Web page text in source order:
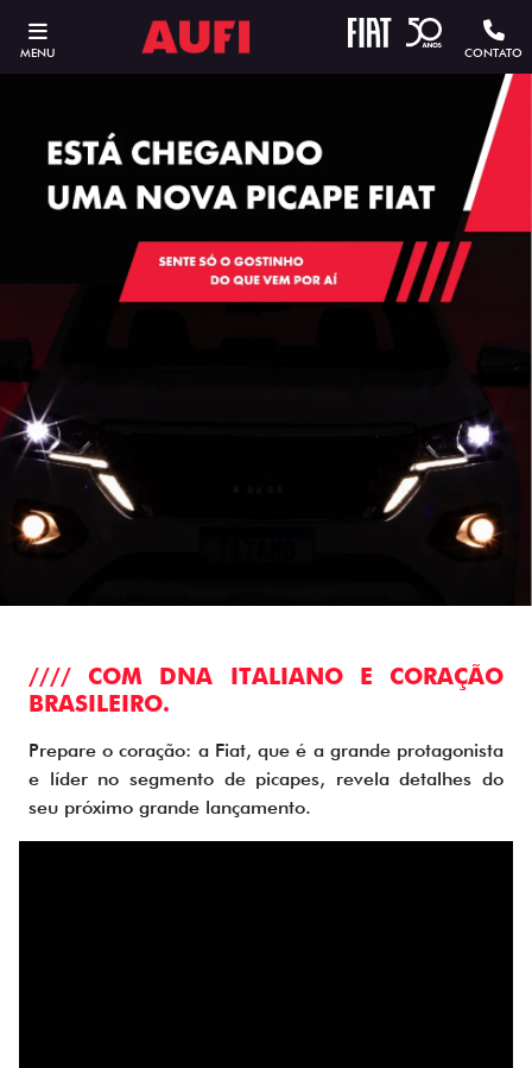
MENU CONTATO
//// COM DNA ITALIANO E CORAÇÃO
BRASILEIRO.
Prepare o coração: a Fiat, que é a grande protagonista
e líder no segmento de picapes, revela detalhes do
seu próximo grande lançamento.